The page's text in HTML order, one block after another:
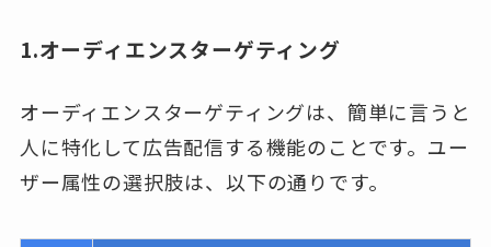
1.オーディエンスターゲティング
オーディエンスターゲティングは、簡単に言うと
人に特化して広告配信する機能のことです。ユー
ザー属性の選択肢は、以下の通りです。